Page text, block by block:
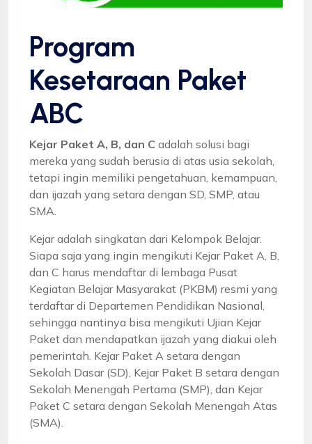
Program
Kesetaraan Paket
ABC
Kejar Paket A, B, dan C adalah solusi bagi
mereka yang sudah berusia di atas usia sekolah,
tetapi ingin memiliki pengetahuan, kemampuan,
dan ijazah yang setara dengan SD, SMP, atau
SMA.
Kejar adalah singkatan dari Kelompok Belajar.
Siapa saja yang ingin mengikuti Kejar Paket A, B,
dan C harus mendaftar di lembaga Pusat
Kegiatan Belajar Masyarakat (PKBM) resmi yang
terdaftar di Departemen Pendidikan Nasional,
sehingga nantinya bisa mengikuti Ujian Kejar
Paket dan mendapatkan ijazah yang diakui oleh
pemerintah. Kejar Paket A setara dengan
Sekolah Dasar (SD), Kejar Paket B setara dengan
Sekolah Menengah Pertama (SMP), dan Kejar
Paket C setara dengan Sekolah Menengah Atas
(SMA).